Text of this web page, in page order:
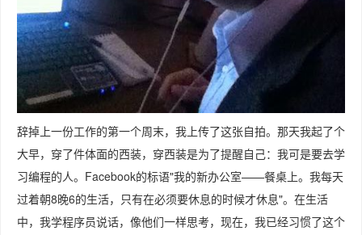
辞掉上一份工作的第一个周末，我上传了这张自拍。那天我起了个
大早，穿了件体面的西装，穿西装是为了提醒自己：我可是要去学
习编程的人。Facebook的标语"我的新办公室——餐桌上。我每天
过着朝8晚6的生活，只有在必须要休息的时候才休息"。在生活
中，我学程序员说话，像他们一样思考，现在，我已经习惯了这个